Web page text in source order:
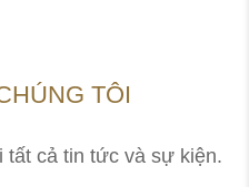
TÔI
tất cả tin tức và sự kiện.